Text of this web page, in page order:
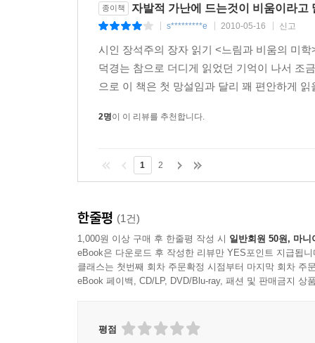
종이책 자발적 가난에 드는것이 비움이라고
s*********e 2010-05-16 신고
시인 장석주의 장자 읽기 <느림과 비움의 미
덕경는 참으로 더디게 읽었던 기억이 나서 조
으로 이 책은 첫 망설임과 달리 꽤 편안하게
2명이 이 리뷰를 추천합니다.
1 2
한줄평 (1건)
1,000원 이상 구매 후 한줄평 작성 시 일반회원 50원, 마니
eBook은 다운로드 후 작성한 리뷰만 YES포인트 지급됩니
클래스는 첫번째 회차 주문확정 시점부터 마지막 회차 주
eBook 페이백, CD/LP, DVD/Blu-ray, 패션 및 판매금지 상
평점